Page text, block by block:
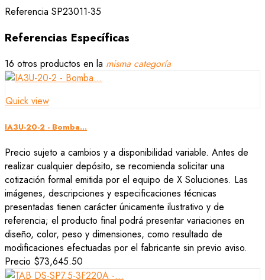
Referencia SP23011-35
Referencias Específicas
16 otros productos en la misma categoría
Quick view
IA3U-20-2 - Bomba...
Precio sujeto a cambios y a disponibilidad variable. Antes de
realizar cualquier depósito, se recomienda solicitar una
cotización formal emitida por el equipo de X Soluciones. Las
imágenes, descripciones y especificaciones técnicas
presentadas tienen carácter únicamente ilustrativo y de
referencia; el producto final podrá presentar variaciones en
diseño, color, peso y dimensiones, como resultado de
modificaciones efectuadas por el fabricante sin previo aviso.
Precio $73,645.50